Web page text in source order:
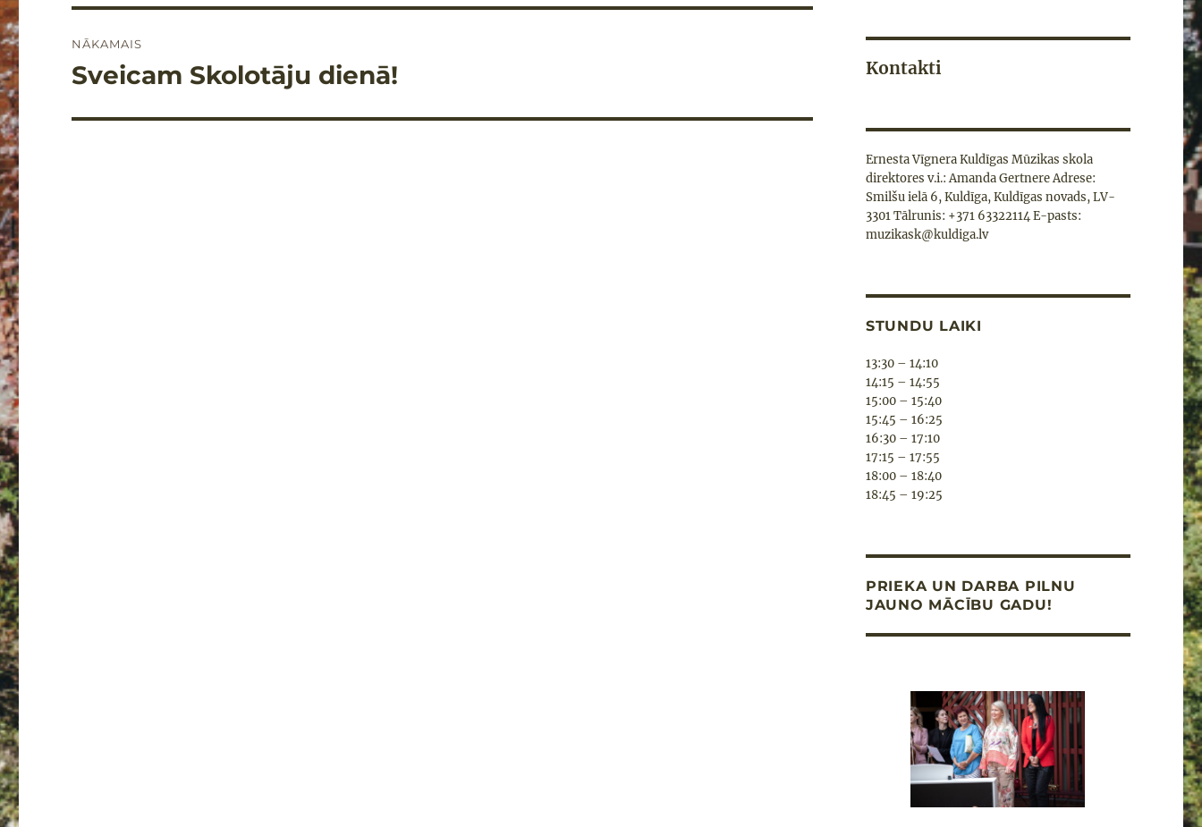
NĀKAMAIS
Nākamais
Sveicam Skolotāju dienā! Kontakti
Ernesta Vīgnera Kuldīgas Mūzikas skola
direktores v.i.: Amanda Gertnere Adrese:
Smilšu ielā 6, Kuldīga, Kuldīgas novads, LV-
3301 Tālrunis: +371 63322114 E-pasts:
muzikask@kuldiga.lv
STUNDU LAIKI
13:30 – 14:10
14:15 – 14:55
15:00 – 15:40
15:45 – 16:25
16:30 – 17:10
17:15 – 17:55
18:00 – 18:40
18:45 – 19:25
PRIEKA UN DARBA PILNU
JAUNO MĀCĪBU GADU!